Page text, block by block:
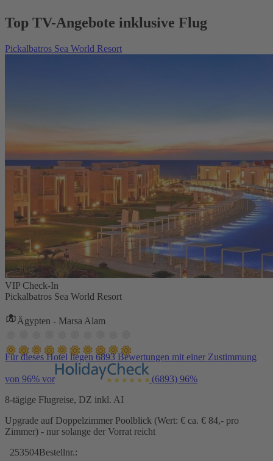
Top TV-Angebote inklusive Flug
Pickalbatros Sea World Resort
VIP Check-In
Pickalbatros Sea World Resort
Ägypten - Marsa Alam
Für dieses Hotel liegen 6893 Bewertungen mit einer Zustimmung
von 96% vor (6893) 96%
8-tägige Flugreise, DZ inkl. AI
Upgrade auf Doppelzimmer Poolblick (Wert: € ca. € 84,- pro
Zimmer) - nur solange der Vorrat reicht
253504Bestellnr.: